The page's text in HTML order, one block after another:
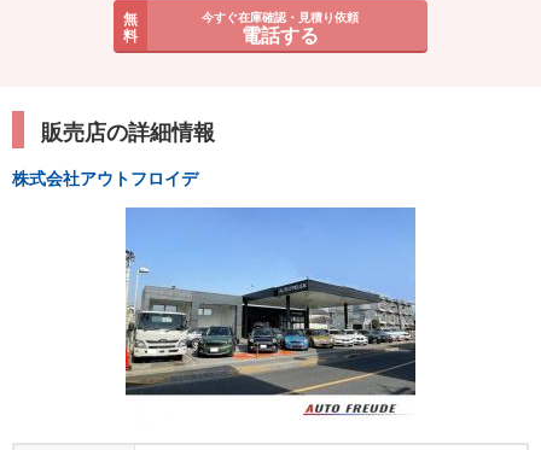
無
料
今すぐ在庫確認・見積り依頼
電話する
販売店の詳細情報
株式会社アウトフロイデ